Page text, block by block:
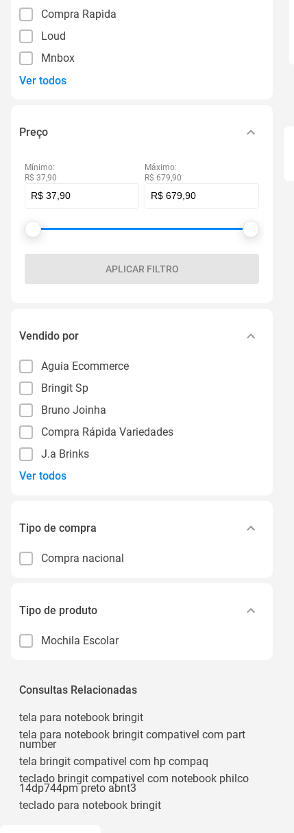
Compra Rapida
Loud
Mnbox
Ver todos
Preço
Mínimo:
R$ 37,90
Máximo:
R$ 679,90
APLICAR FILTRO
Vendido por
Aguia Ecommerce
Bringit Sp
Bruno Joinha
Compra Rápida Variedades
J.a Brinks
Ver todos
Tipo de compra
Compra nacional
Tipo de produto
Mochila Escolar
Consultas Relacionadas
tela para notebook bringit
tela para notebook bringit compativel com part
number
tela bringit compativel com hp compaq
teclado bringit compativel com notebook philco
14dp744pm preto abnt3
teclado para notebook bringit